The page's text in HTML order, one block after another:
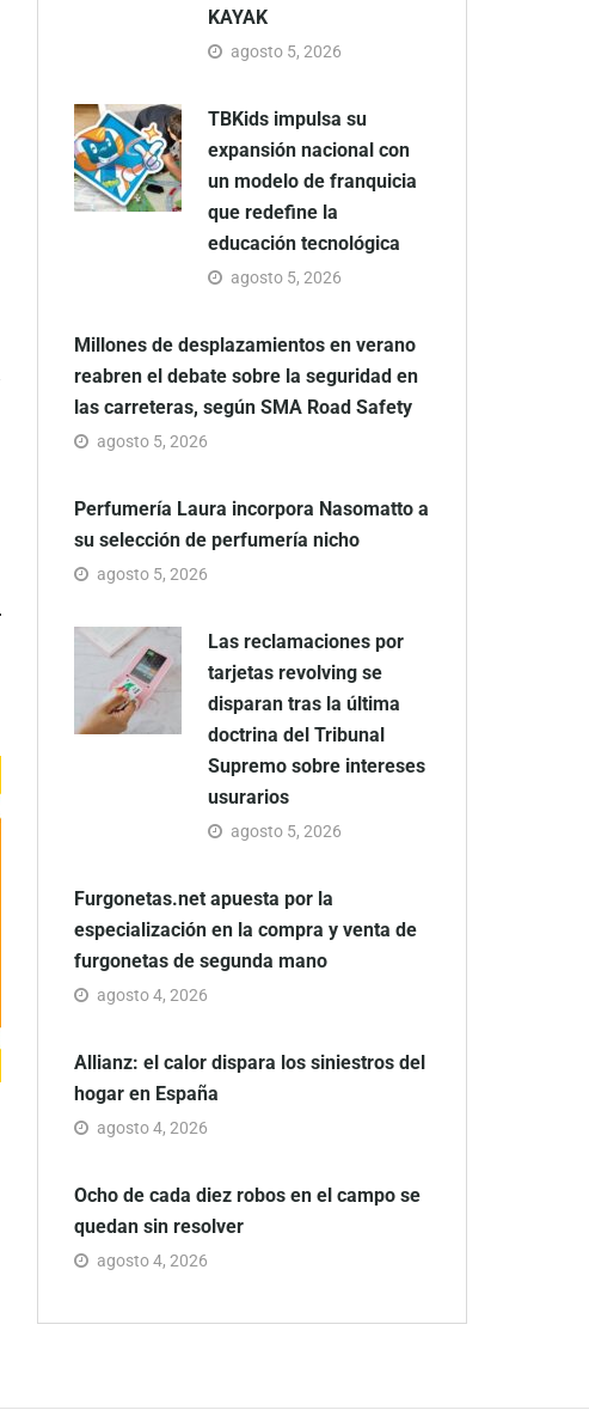
KAYAK
agosto 5, 2026
TBKids impulsa su
expansión nacional con
un modelo de franquicia
que redefine la
educación tecnológica
agosto 5, 2026
Millones de desplazamientos en verano
reabren el debate sobre la seguridad en
las carreteras, según SMA Road Safety
agosto 5, 2026
Perfumería Laura incorpora Nasomatto a
su selección de perfumería nicho
agosto 5, 2026
Las reclamaciones por
tarjetas revolving se
disparan tras la última
doctrina del Tribunal
Supremo sobre intereses
usurarios
agosto 5, 2026
Furgonetas.net apuesta por la
especialización en la compra y venta de
furgonetas de segunda mano
agosto 4, 2026
Allianz: el calor dispara los siniestros del
hogar en España
agosto 4, 2026
Ocho de cada diez robos en el campo se
quedan sin resolver
agosto 4, 2026